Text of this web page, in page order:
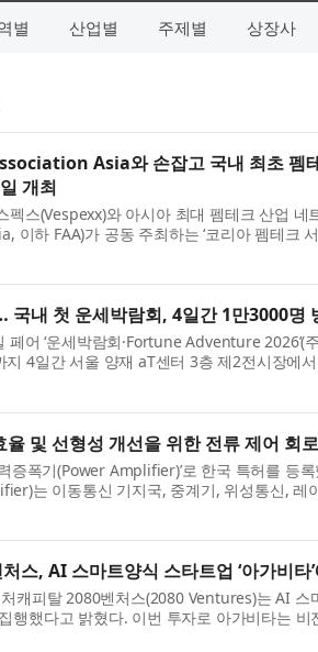
별 산업별 주제별 상장사
Asia와 손잡고 국내 최초 펨
개최
펙스(Vespexx)와 아시아 최대 펨테크 산업
이하 FAA)가 공동 주최하는 ‘코리아 펨테크
국내 첫 운세박람회, 4일간 1만3000명
페어 ‘운세박람회·Fortune Adventure 2026’(
지 4일간 서울 양재 aT센터 3층 제2전시장에
율 및 선형성 개선을 위한 전류 제어 회
증폭기(Power Amplifier)’로 한국 특허를 등
는 이동통신 기지국, 중계기, 위성통신, 레
스, AI 스마트양식 스타트업 ‘아가비타
캐피탈 2080벤처스(2080 Ventures)는 AI 스
행했다고 밝혔다. 이번 투자로 아가비타는